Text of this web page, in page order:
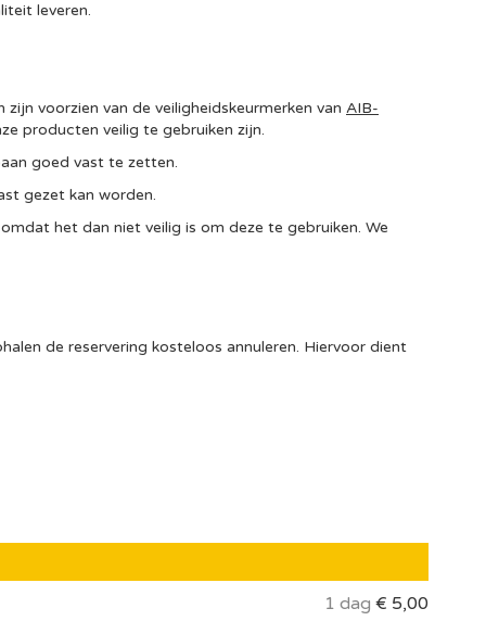
leveren.
voorzien van de veiligheidskeurmerken van AIB-
producten veilig te gebruiken zijn.
goed vast te zetten.
gezet kan worden.
het dan niet veilig is om deze te gebruiken. We
de reservering kosteloos annuleren. Hiervoor dient
1 dag € 5,00